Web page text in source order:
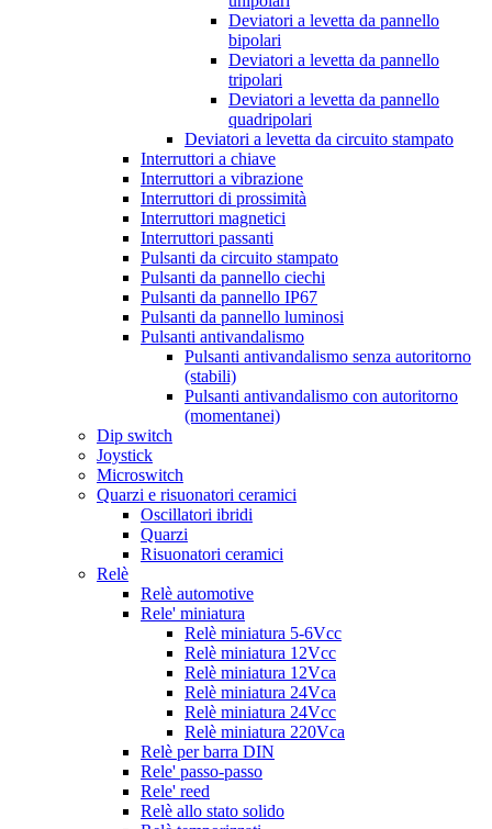
Deviatori a levetta da pannello
bipolari
Deviatori a levetta da pannello
tripolari
Deviatori a levetta da pannello
quadripolari
Deviatori a levetta da circuito stampato
Interruttori a chiave
Interruttori a vibrazione
Interruttori di prossimità
Interruttori magnetici
Interruttori passanti
Pulsanti da circuito stampato
Pulsanti da pannello ciechi
Pulsanti da pannello IP67
Pulsanti da pannello luminosi
Pulsanti antivandalismo
Pulsanti antivandalismo senza autoritorno
(stabili)
Pulsanti antivandalismo con autoritorno
(momentanei)
Dip switch
Joystick
Microswitch
Quarzi e risuonatori ceramici
Oscillatori ibridi
Quarzi
Risuonatori ceramici
Relè
Relè automotive
Rele' miniatura
Relè miniatura 5-6Vcc
Relè miniatura 12Vcc
Relè miniatura 12Vca
Relè miniatura 24Vca
Relè miniatura 24Vcc
Relè miniatura 220Vca
Relè per barra DIN
Rele' passo-passo
Rele' reed
Relè allo stato solido